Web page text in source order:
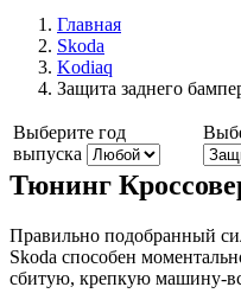
Главная
Skoda
Kodiaq
Защита заднего
Выберите год
выпуска
Тюнинг
Правильно подобранный
Skoda способен
сбитую, крепкую машину-